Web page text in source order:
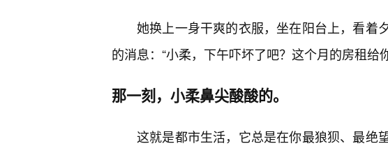
她换上一身干爽的衣服，坐在阳台上，看着
的消息：“小柔，下午吓坏了吧？这个月的房租给
那一刻，小柔鼻尖酸酸的。
这就是都市生活，它总是在你最狼狈、最绝